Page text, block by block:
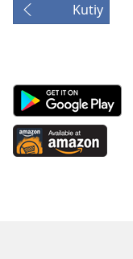
Kutiy
Android
App
on
Google
Available
at